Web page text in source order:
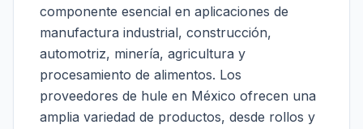
componente esencial en aplicaciones de
manufactura industrial, construcción,
automotriz, minería, agricultura y
procesamiento de alimentos. Los
proveedores de hule en México ofrecen una
amplia variedad de productos, desde rollos y